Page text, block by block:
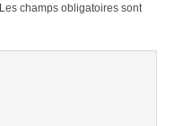
Les champs obligatoires sont